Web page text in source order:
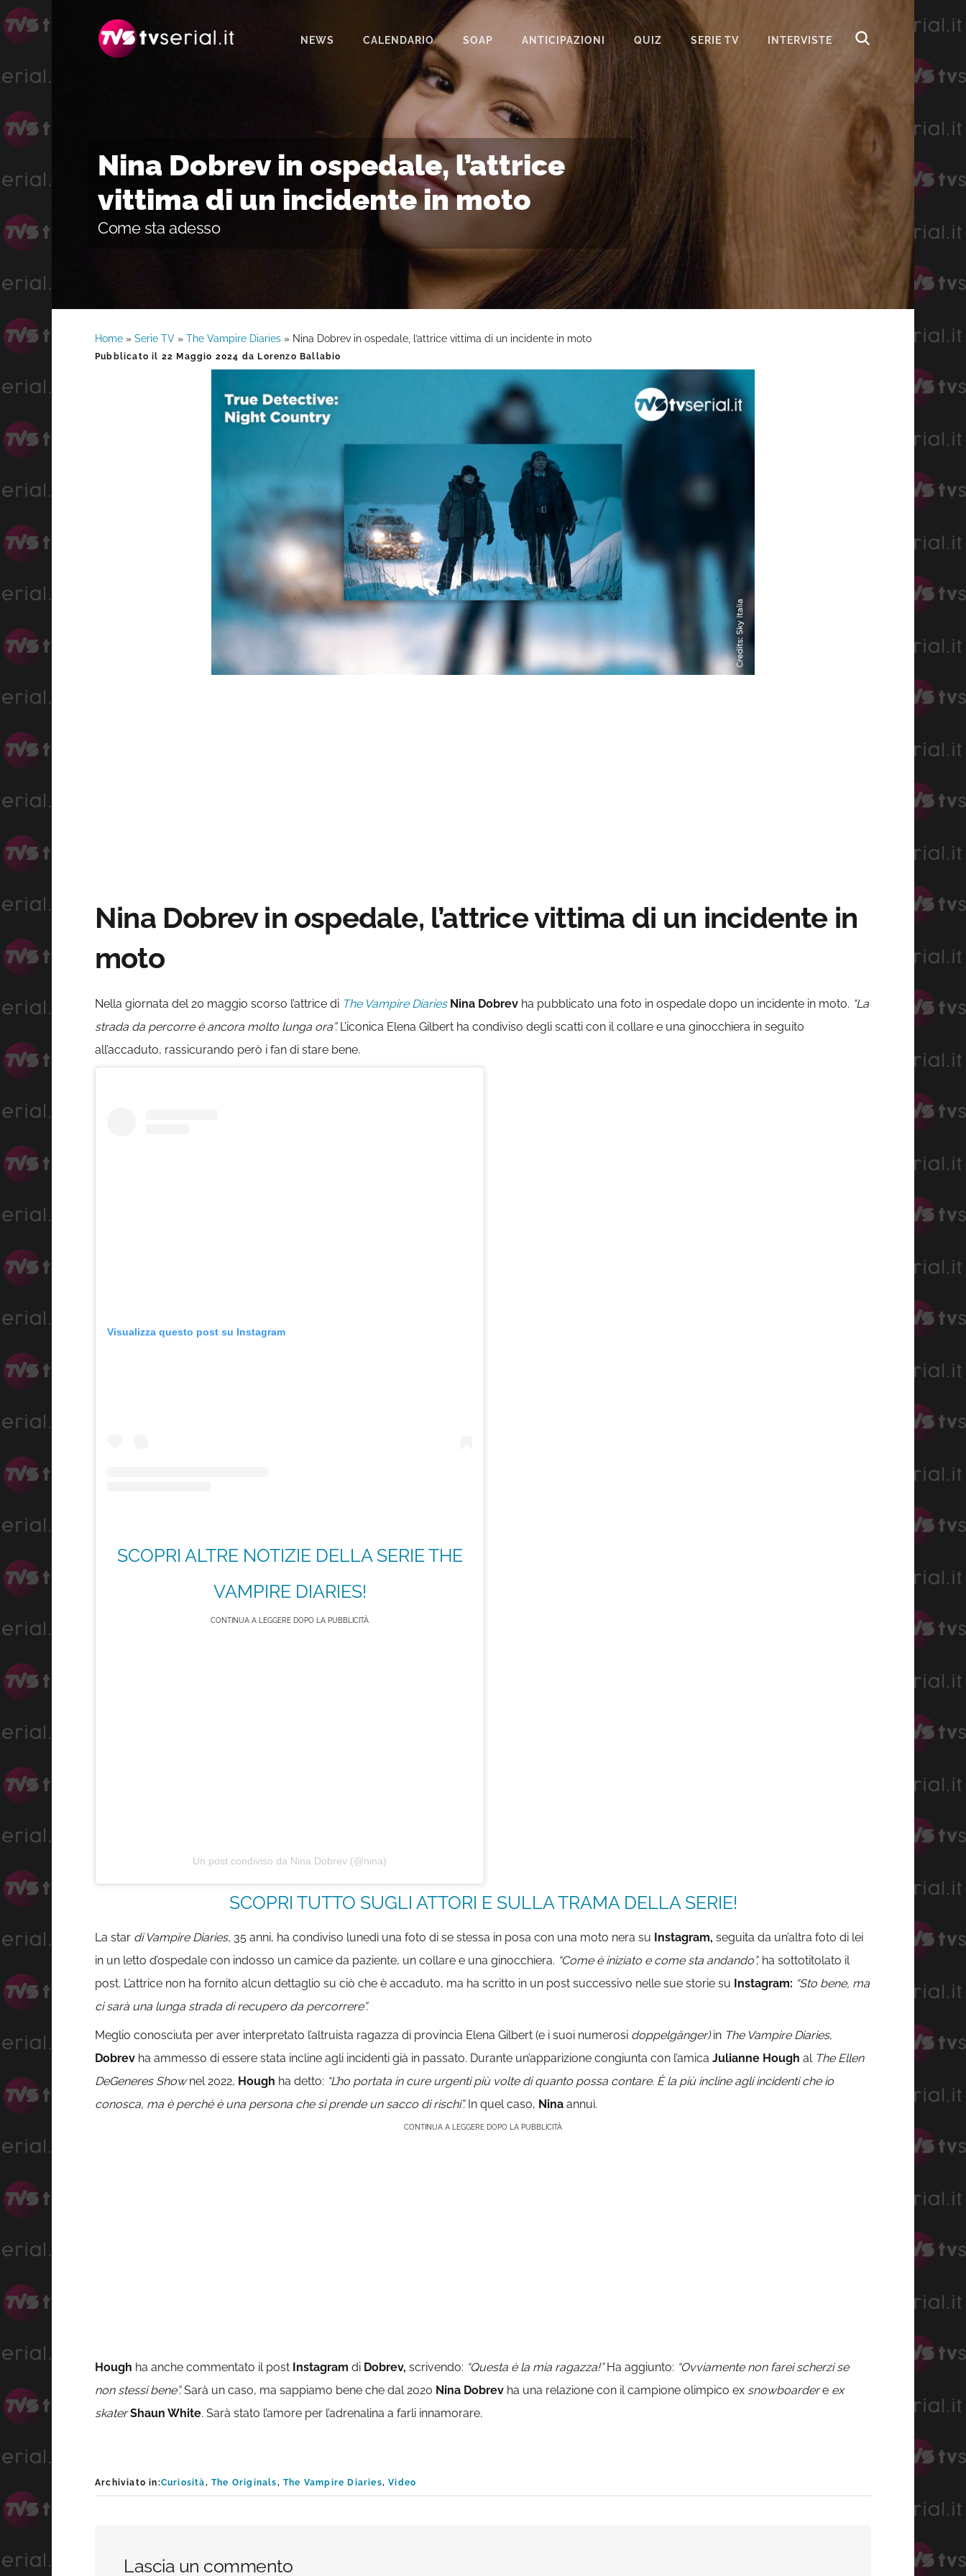
navigazione
contenuto
NEWS CALENDARIO SOAP
BEAUTIFUL
IL PARADISO DELLE SIGNORE
SEGRETI DI FAMIGLIA
TEMPESTA D’AMORE
ANTICIPAZIONI QUIZ SERIE TV INTERVISTE
Nina Dobrev in ospedale, l’attrice
vittima di un incidente in moto
Come sta adesso
Home » Serie TV » The Vampire Diaries » Nina Dobrev in ospedale, l’attrice vittima di un incidente in moto
Pubblicato il 22 Maggio 2024 da Lorenzo Ballabio
Unmute
0%
0%
Nina Dobrev in ospedale, l’attrice vittima di un incidente in
moto
Nella giornata del 20 maggio scorso l’attrice di TheVampireDiaries Nina Dobrev ha pubblicato una foto in ospedale dopo un incidente in moto. “La
strada da percorre è ancora molto lunga ora”. L’iconica Elena Gilbert ha condiviso degli scatti con il collare e una ginocchiera in seguito
all’accaduto, rassicurando però i fan di stare bene.
Visualizza questo post su Instagram
SCOPRI ALTRE NOTIZIE DELLA SERIE THE
VAMPIRE DIARIES!
CONTINUA A LEGGERE DOPO LA PUBBLICITÀ
Un post condiviso da Nina Dobrev (@nina)
SCOPRI TUTTO SUGLI ATTORI E SULLA TRAMA DELLA SERIE!
La star di Vampire Diaries, 35 anni, ha condiviso lunedì una foto di se stessa in posa con una moto nera su Instagram, seguita da un’altra foto di lei
in un letto d’ospedale con indosso un camice da paziente, un collare e una ginocchiera. “Come è iniziato e come sta andando”, ha sottotitolato il
post. L’attrice non ha fornito alcun dettaglio su ciò che è accaduto, ma ha scritto in un post successivo nelle sue storie su Instagram: “Sto bene, ma
ci sarà una lunga strada di recupero da percorrere”.
Meglio conosciuta per aver interpretato l’altruista ragazza di provincia Elena Gilbert (e i suoi numerosi doppelgänger)in The Vampire Diaries,
Dobrev ha ammesso di essere stata incline agli incidenti già in passato. Durante un’apparizione congiunta con l’amica Julianne Hough al The Ellen
DeGeneres Shownel 2022, Hough ha detto: “L’ho portata in cure urgenti più volte di quanto possa contare. È la più incline agli incidenti che io
conosca, ma è perché è una persona che si prende un sacco di rischi”.In quel caso, Nina annuì.
CONTINUA A LEGGERE DOPO LA PUBBLICITÀ
Hough ha anche commentato il post Instagram di Dobrev, scrivendo: “Questa è la mia ragazza!”Ha aggiunto: “Ovviamente non farei scherzi se
non stessi bene”.Sarà un caso, ma sappiamo bene che dal 2020 Nina Dobrev ha una relazione con il campione olimpico ex snowboardere ex
skaterShaun White. Sarà stato l’amore per l’adrenalina a farli innamorare.
Archiviato in:Curiosità,The Originals,The Vampire Diaries,Video
Lascia un commento
Barra